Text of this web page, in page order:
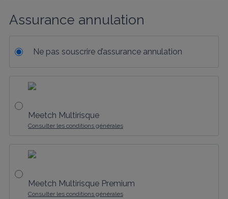
Assurance annulation
Ne pas souscrire d’assurance annulation
Meetch Multirisque
Consulter les conditions générales
Meetch Multirisque Premium
Consulter les conditions générales